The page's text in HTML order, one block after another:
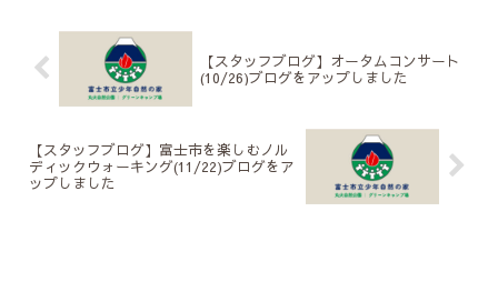
【スタッフブログ】オータムコンサート
(10/26)ブログをアップしました
【スタッフブログ】富士市を楽しむノル
ディックウォーキング(11/22)ブログをア
ップしました